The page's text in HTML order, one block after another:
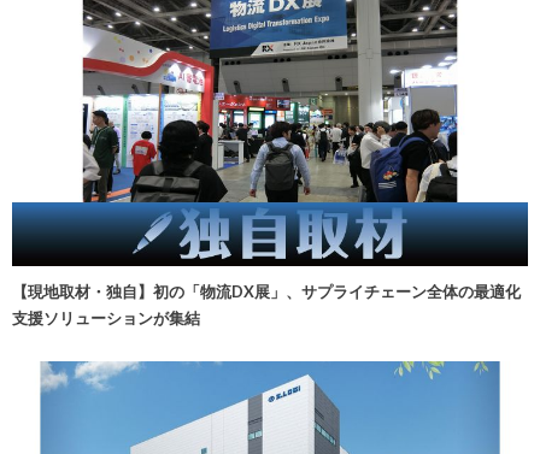
【現地取材・独自】初の「物流DX展」、サプライチェーン全体の最適化
支援ソリューションが集結